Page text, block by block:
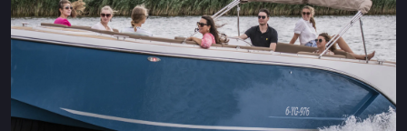
Maxima 35
Alle Coastal modelle